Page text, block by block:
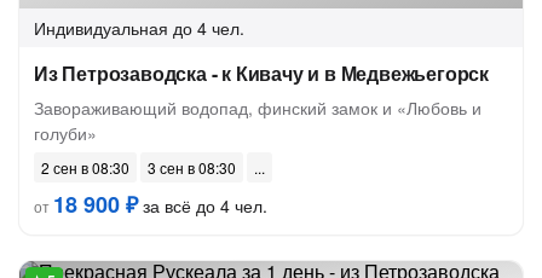
Индивидуальная до 4 чел.
Из Петрозаводска - к Кивачу и в Медвежьегорск
Завораживающий водопад, финский замок и «Любовь и
голуби»
2 сен в 08:30
3 сен в 08:30
от 18 900 ₽за всё до 4 чел.